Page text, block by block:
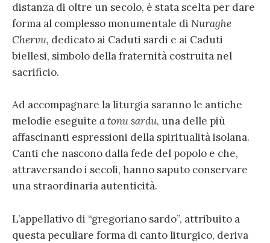
distanza di oltre un secolo, è stata scelta per dare
forma al complesso monumentale di Nuraghe
Chervu, dedicato ai Caduti sardi e ai Caduti
biellesi, simbolo della fraternità costruita nel
sacrificio.
Ad accompagnare la liturgia saranno le antiche
melodie eseguite a tonu sardu, una delle più
affascinanti espressioni della spiritualità isolana.
Canti che nascono dalla fede del popolo e che,
attraversando i secoli, hanno saputo conservare
una straordinaria autenticità.
L’appellativo di “gregoriano sardo”, attribuito a
questa peculiare forma di canto liturgico, deriva